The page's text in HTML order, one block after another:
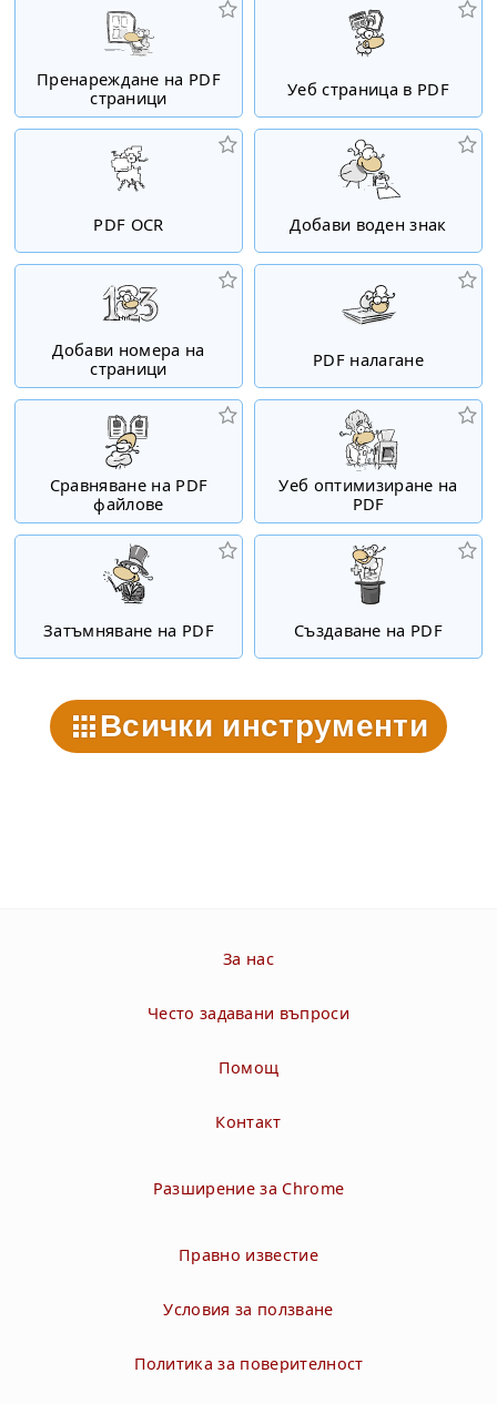
Пренареждане на PDF
страници
Уеб страница в PDF
PDF OCR Добави воден знак
Добави номера на
страници
PDF налагане
Сравняване на PDF
файлове
Уеб оптимизиране на
PDF
Затъмняване на PDF Създаване на PDF
Всички инструменти
За нас
Често задавани въпроси
Помощ
Контакт
Разширение за Chrome
Правно известие
Условия за ползване
Политика за поверителност